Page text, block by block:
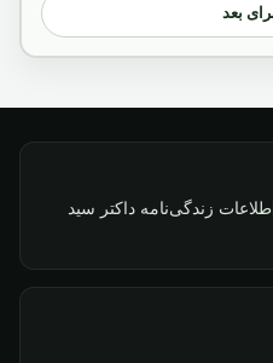
بعد
زندگی‌نامه داکتر سید